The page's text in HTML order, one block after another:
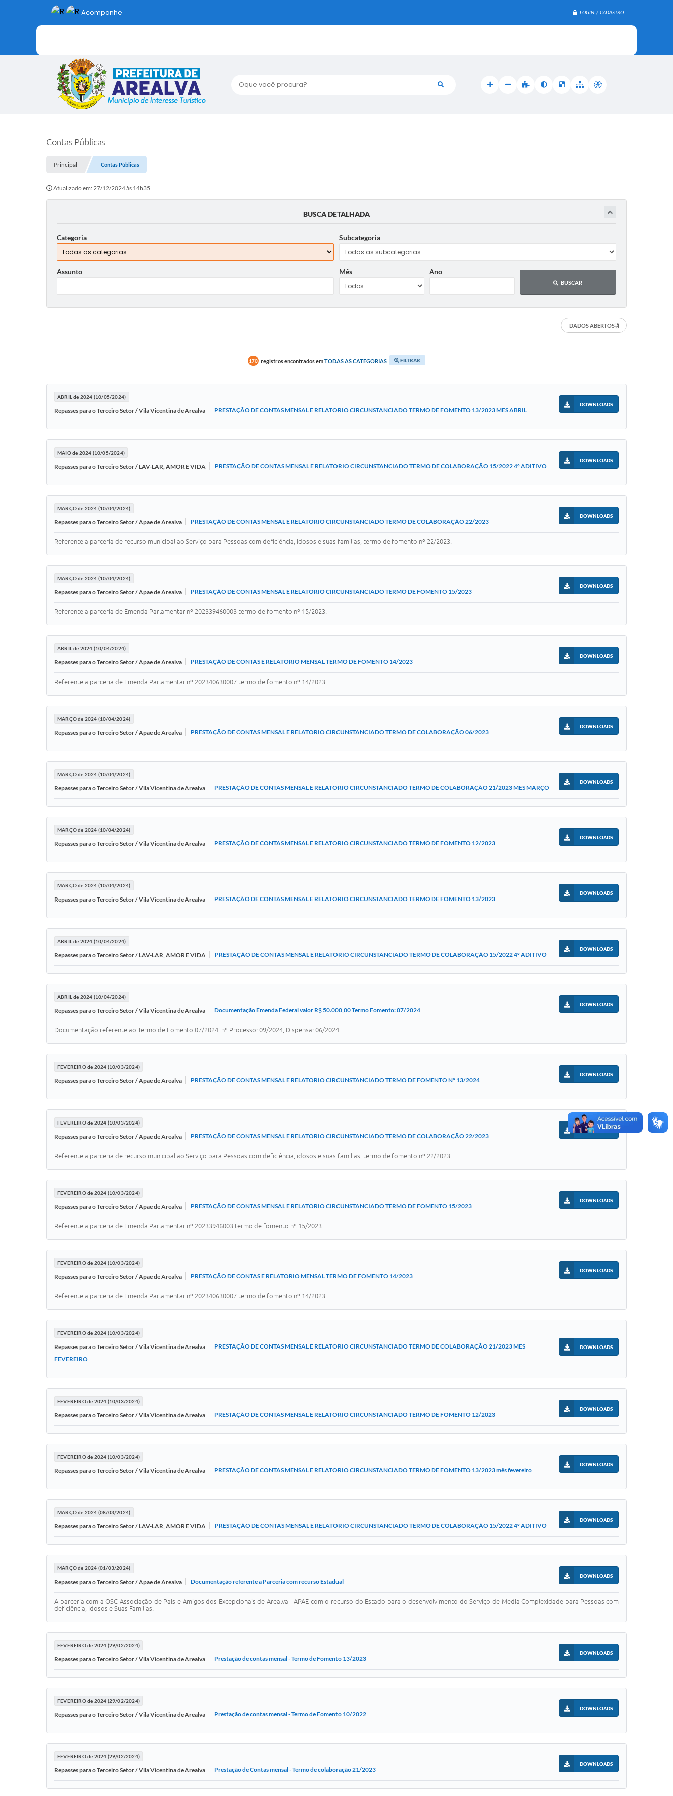
LOGIN / CADASTRO
Oque você procura?
Acompanhe
Contas Públicas
Principal Contas Públicas
Atualizado em: 27/12/2024 às 14h35
BUSCA DETALHADA
Categoria Subcategoria
Assunto Mês Ano
BUSCAR
DADOS ABERTOS
170 registros encontrados emTODAS AS CATEGORIAS FILTRAR
ABRIL de 2024 (10/05/2024)
Repasses para o Terceiro Setor / Vila Vicentina de Arealva PRESTAÇÃO DE CONTAS MENSAL E RELATORIO CIRCUNSTANCIADO TERMO DE FOMENTO 13/2023 MES ABRIL
DOWNLOADS
MAIO de 2024 (10/05/2024)
Repasses para o Terceiro Setor / LAV-LAR, AMOR E VIDA PRESTAÇÃO DE CONTAS MENSAL E RELATORIO CIRCUNSTANCIADO TERMO DE COLABORAÇÃO 15/2022 4º ADITIVO
DOWNLOADS
MARÇO de 2024 (10/04/2024)
Repasses para o Terceiro Setor / Apae de Arealva PRESTAÇÃO DE CONTAS MENSAL E RELATORIO CIRCUNSTANCIADO TERMO DE COLABORAÇÃO 22/2023
DOWNLOADS
Referente a parceria de recurso municipal ao Serviço para Pessoas com deficiência, idosos e suas familias, termo de fomento nº 22/2023.
MARÇO de 2024 (10/04/2024)
Repasses para o Terceiro Setor / Apae de Arealva PRESTAÇÃO DE CONTAS MENSAL E RELATORIO CIRCUNSTANCIADO TERMO DE FOMENTO 15/2023
DOWNLOADS
Referente a parceria de Emenda Parlamentar nº 202339460003 termo de fomento nº 15/2023.
ABRIL de 2024 (10/04/2024)
Repasses para o Terceiro Setor / Apae de Arealva PRESTAÇÃO DE CONTAS E RELATORIO MENSAL TERMO DE FOMENTO 14/2023
DOWNLOADS
Referente a parceria de Emenda Parlamentar nº 202340630007 termo de fomento nº 14/2023.
MARÇO de 2024 (10/04/2024)
Repasses para o Terceiro Setor / Apae de Arealva PRESTAÇÃO DE CONTAS MENSAL E RELATORIO CIRCUNSTANCIADO TERMO DE COLABORAÇÃO 06/2023
DOWNLOADS
MARÇO de 2024 (10/04/2024)
Repasses para o Terceiro Setor / Vila Vicentina de Arealva PRESTAÇÃO DE CONTAS MENSAL E RELATORIO CIRCUNSTANCIADO TERMO DE COLABORAÇÃO 21/2023 MES MARÇO
DOWNLOADS
MARÇO de 2024 (10/04/2024)
Repasses para o Terceiro Setor / Vila Vicentina de Arealva PRESTAÇÃO DE CONTAS MENSAL E RELATORIO CIRCUNSTANCIADO TERMO DE FOMENTO 12/2023
DOWNLOADS
MARÇO de 2024 (10/04/2024)
Repasses para o Terceiro Setor / Vila Vicentina de Arealva PRESTAÇÃO DE CONTAS MENSAL E RELATORIO CIRCUNSTANCIADO TERMO DE FOMENTO 13/2023
DOWNLOADS
ABRIL de 2024 (10/04/2024)
Repasses para o Terceiro Setor / LAV-LAR, AMOR E VIDA PRESTAÇÃO DE CONTAS MENSAL E RELATORIO CIRCUNSTANCIADO TERMO DE COLABORAÇÃO 15/2022 4º ADITIVO
DOWNLOADS
ABRIL de 2024 (10/04/2024)
Repasses para o Terceiro Setor / Vila Vicentina de Arealva Documentação Emenda Federal valor R$ 50.000,00 Termo Fomento: 07/2024
DOWNLOADS
Documentação referente ao Termo de Fomento 07/2024, nº Processo: 09/2024, Dispensa: 06/2024.
FEVEREIRO de 2024 (10/03/2024)
Repasses para o Terceiro Setor / Apae de Arealva PRESTAÇÃO DE CONTAS MENSAL E RELATORIO CIRCUNSTANCIADO TERMO DE FOMENTO Nº 13/2024
DOWNLOADS
FEVEREIRO de 2024 (10/03/2024)
Repasses para o Terceiro Setor / Apae de Arealva PRESTAÇÃO DE CONTAS MENSAL E RELATORIO CIRCUNSTANCIADO TERMO DE COLABORAÇÃO 22/2023
DOWNLOADS
Referente a parceria de recurso municipal ao Serviço para Pessoas com deficiência, idosos e suas familias, termo de fomento nº 22/2023.
FEVEREIRO de 2024 (10/03/2024)
Repasses para o Terceiro Setor / Apae de Arealva PRESTAÇÃO DE CONTAS MENSAL E RELATORIO CIRCUNSTANCIADO TERMO DE FOMENTO 15/2023
DOWNLOADS
Referente a parceria de Emenda Parlamentar nº 20233946003 termo de fomento nº 15/2023.
FEVEREIRO de 2024 (10/03/2024)
Repasses para o Terceiro Setor / Apae de Arealva PRESTAÇÃO DE CONTAS E RELATORIO MENSAL TERMO DE FOMENTO 14/2023
DOWNLOADS
Referente a parceria de Emenda Parlamentar nº 202340630007 termo de fomento nº 14/2023.
FEVEREIRO de 2024 (10/03/2024)
Repasses para o Terceiro Setor / Vila Vicentina de Arealva
PRESTAÇÃO DE CONTAS MENSAL E RELATORIO CIRCUNSTANCIADO TERMO DE COLABORAÇÃO 21/2023 MES
FEVEREIRO
DOWNLOADS
FEVEREIRO de 2024 (10/03/2024)
Repasses para o Terceiro Setor / Vila Vicentina de Arealva PRESTAÇÃO DE CONTAS MENSAL E RELATORIO CIRCUNSTANCIADO TERMO DE FOMENTO 12/2023
DOWNLOADS
FEVEREIRO de 2024 (10/03/2024)
Repasses para o Terceiro Setor / Vila Vicentina de Arealva PRESTAÇÃO DE CONTAS MENSAL E RELATORIO CIRCUNSTANCIADO TERMO DE FOMENTO 13/2023 mês fevereiro
DOWNLOADS
MARÇO de 2024 (08/03/2024)
Repasses para o Terceiro Setor / LAV-LAR, AMOR E VIDA PRESTAÇÃO DE CONTAS MENSAL E RELATORIO CIRCUNSTANCIADO TERMO DE COLABORAÇÃO 15/2022 4º ADITIVO
DOWNLOADS
MARÇO de 2024 (01/03/2024)
Repasses para o Terceiro Setor / Apae de Arealva Documentação referente a Parceria com recurso Estadual
DOWNLOADS
A parceria com a OSC Associação de Pais e Amigos dos Excepcionais de Arealva - APAE com o recurso do Estado para o desenvolvimento do Serviço de Media Complexidade para Pessoas com
deficiência, Idosos e Suas Familias.
FEVEREIRO de 2024 (29/02/2024)
Repasses para o Terceiro Setor / Vila Vicentina de Arealva Prestação de contas mensal - Termo de Fomento 13/2023
DOWNLOADS
FEVEREIRO de 2024 (29/02/2024)
Repasses para o Terceiro Setor / Vila Vicentina de Arealva Prestação de contas mensal - Termo de Fomento 10/2022
DOWNLOADS
FEVEREIRO de 2024 (29/02/2024)
Repasses para o Terceiro Setor / Vila Vicentina de Arealva Prestação de Contas mensal - Termo de colaboração 21/2023
DOWNLOADS